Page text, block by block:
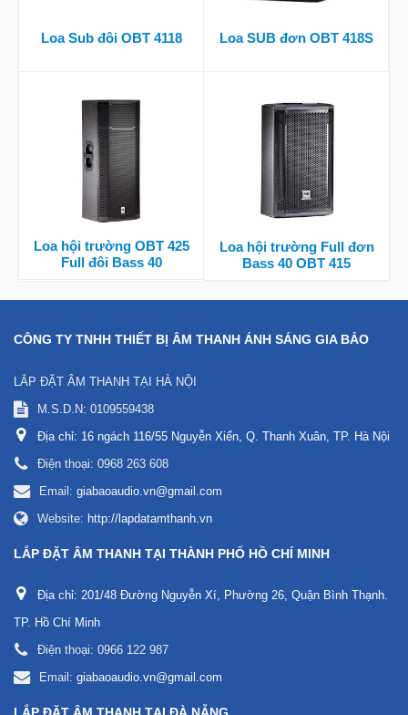
Loa Sub đôi OBT 4118 Loa SUB đơn OBT 418S
Loa hội trường OBT 425
Full đôi Bass 40
Loa hội trường Full đơn
Bass 40 OBT 415
CÔNG TY TNHH THIẾT BỊ ÂM THANH ÁNH SÁNG GIA BẢO
LẮP ĐẶT ÂM THANH TẠI HÀ NỘI
M.S.D.N: 0109559438
Địa chỉ: 16 ngách 116/55 Nguyễn Xiển, Q. Thanh Xuân, TP. Hà Nội
Điện thoại: 0968 263 608
Email: giabaoaudio.vn@gmail.com
Website: http://lapdatamthanh.vn
LẮP ĐẶT ÂM THANH TẠI THÀNH PHỐ HỒ CHÍ MINH
Địa chỉ: 201/48 Đường Nguyễn Xí, Phường 26, Quận Bình Thạnh.
TP. Hồ Chí Minh
Điện thoại: 0966 122 987
Email: giabaoaudio.vn@gmail.com